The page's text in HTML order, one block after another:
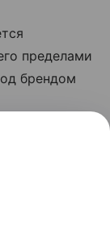
пределами
брендом